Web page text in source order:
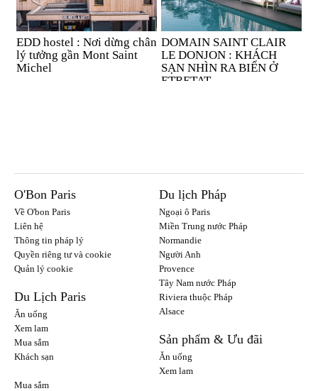
EDD hostel : Nơi dừng chân
lý tưởng gần Mont Saint
Michel
DOMAIN SAINT CLAIR
LE DONJON : KHÁCH
SẠN NHÌN RA BIỂN Ở
ETRETAT
O'Bon Paris
Về O'bon Paris
Liên hệ
Thông tin pháp lý
Quyền riêng tư và cookie
Quản lý cookie
Du Lịch Paris
Ăn uống
Xem lam
Mua sắm
Khách sạn
Du lịch Pháp
Ngoại ô Paris
Miền Trung nước Pháp
Normandie
Người Anh
Provence
Tây Nam nước Pháp
Riviera thuộc Pháp
Alsace
Sản phẩm & Ưu đãi
Ăn uống
Xem lam
Mua sắm